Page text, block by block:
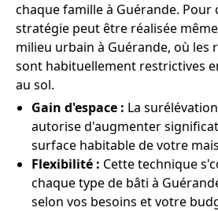
chaque famille à Guérande. Pour
stratégie peut être réalisée
milieu urbain à Guérande, où les
sont habituellement restrictives
au sol.
Gain d'espace : La
autorise d'augmenter
surface habitable de votre
Flexibilité : Cette technique
chaque type de bâti à
selon vos besoins et votre